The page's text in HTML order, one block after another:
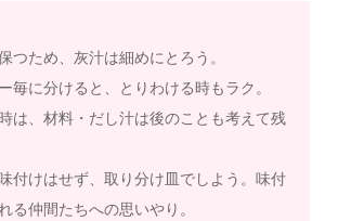
つため、灰汁は細めにとろう。
毎に分けると、とりわける時もラク。
は、材料・だし汁は後のことも考えて残
付けはせず、取り分け皿でしよう。味付
る仲間たちへの思いやり。